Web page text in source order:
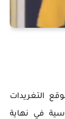
التغريدات
في نهاية